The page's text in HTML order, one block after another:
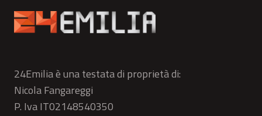
24Emilia è una testata di proprietà di:
Nicola Fangareggi
P. Iva IT02148540350